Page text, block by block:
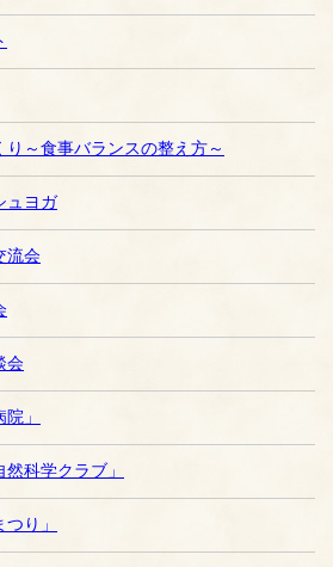
り～食事バランスの整え方～
ュヨガ
流会
会
」
科学クラブ」
り」